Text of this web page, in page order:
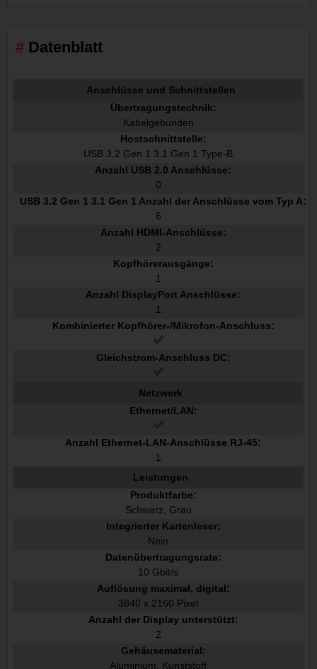
Datenblatt
Anschlüsse und Schnittstellen
Übertragungstechnik:
Kabelgebunden
Hostschnittstelle:
USB 3.2 Gen 1 3.1 Gen 1 Type-B
Anzahl USB 2.0 Anschlüsse:
0
USB 3.2 Gen 1 3.1 Gen 1 Anzahl der Anschlüsse vom Typ A:
6
Anzahl HDMI-Anschlüsse:
2
Kopfhörerausgänge:
1
Anzahl DisplayPort Anschlüsse:
1
Kombinierter Kopfhörer-/Mikrofon-Anschluss:
Gleichstrom-Anschluss DC:
Netzwerk
Ethernet/LAN:
Anzahl Ethernet-LAN-Anschlüsse RJ-45:
1
Leistungen
Produktfarbe:
Schwarz, Grau
Integrierter Kartenleser:
Nein
Datenübertragungsrate:
10 Gbit/s
Auflösung maximal, digital:
3840 x 2160 Pixel
Anzahl der Display unterstützt:
2
Gehäusematerial:
Aluminium, Kunststoff